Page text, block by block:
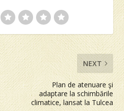
NEXT
Plan de atenuare şi
adaptare la schimbările
climatice, lansat la Tulcea